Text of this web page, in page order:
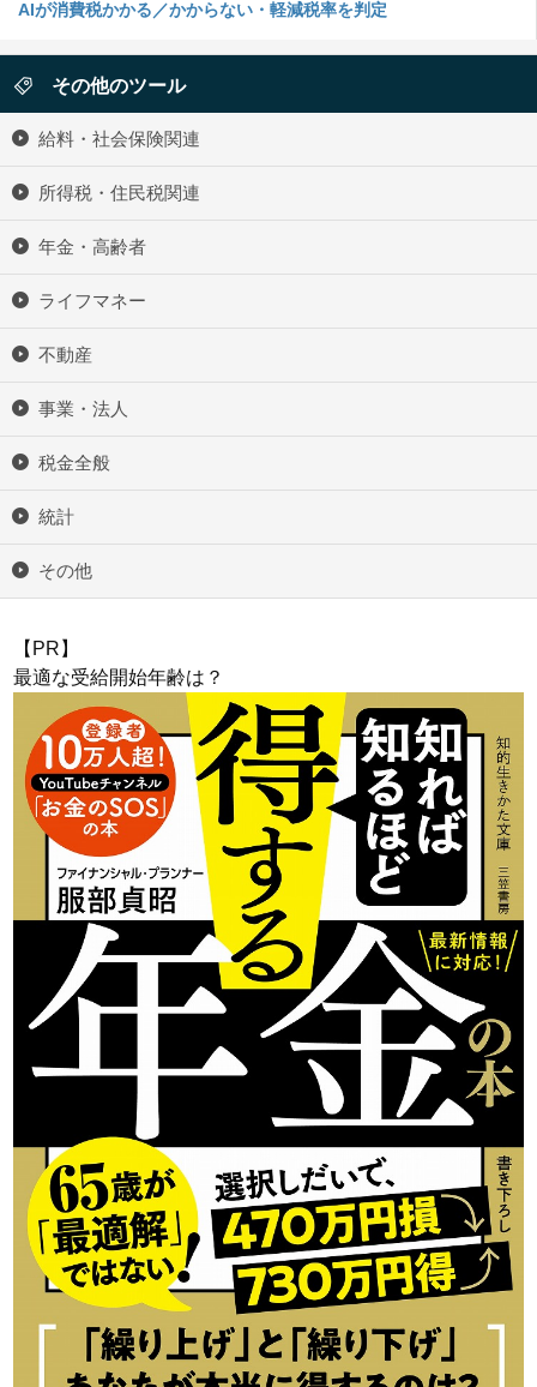
AIが消費税かかる／かからない・軽減税率を判定
その他のツール
給料・社会保険関連
所得税・住民税関連
年金・高齢者
ライフマネー
不動産
事業・法人
税金全般
統計
その他
【PR】
最適な受給開始年齢は？